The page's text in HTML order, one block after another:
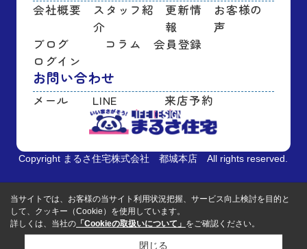
会社概要
スタッフ紹
介
更新情
報
お客様の
声
ブログ
コラム
会員登録
ログイン
お問い合わせ
メール LINE 来店予約
Copyright まるさ住宅株式会社 都城本店 All rights reserved.
当サイトでは、お客様の当サイト利用状況把握、サービス向上検討を目的と
して、クッキー（Cookie）を使用しています。
詳しくは、当社の 「Cookieの取扱いについて」 をご確認ください。
閉じる